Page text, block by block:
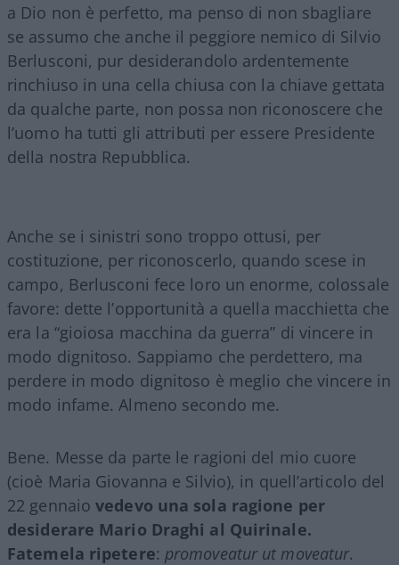
a Dio non è perfetto, ma penso di non sbagliare
se assumo che anche il peggiore nemico di Silvio
Berlusconi, pur desiderandolo ardentemente
rinchiuso in una cella chiusa con la chiave gettata
da qualche parte, non possa non riconoscere che
l’uomo ha tutti gli attributi per essere Presidente
della nostra Repubblica.
Anche se i sinistri sono troppo ottusi, per
costituzione, per riconoscerlo, quando scese in
campo, Berlusconi fece loro un enorme, colossale
favore: dette l’opportunità a quella macchietta che
era la “gioiosa macchina da guerra” di vincere in
modo dignitoso. Sappiamo che perdettero, ma
perdere in modo dignitoso è meglio che vincere in
modo infame. Almeno secondo me.
Bene. Messe da parte le ragioni del mio cuore
(cioè Maria Giovanna e Silvio), in quell’articolo del
22 gennaiovedevo una sola ragione per
desiderare Mario Draghi al Quirinale.
Fatemela ripetere: promoveatur ut moveatur.